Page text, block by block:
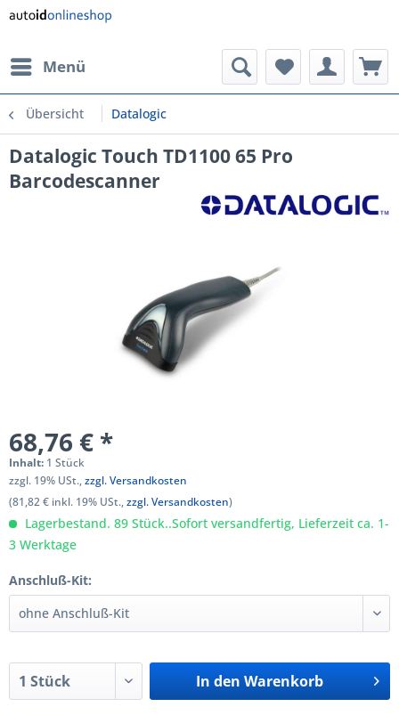
Menü
Übersicht Datalogic
Datalogic Touch TD1100 65 Pro
Barcodescanner
68,76 € *
Inhalt: 1 Stück
zzgl. 19% USt.,zzgl. Versandkosten
(81,82 € inkl. 19% USt.,zzgl. Versandkosten)
Lagerbestand. 89 Stück..Sofort versandfertig, Lieferzeit ca. 1-
3 Werktage
Anschluß-Kit:
In den Warenkorb